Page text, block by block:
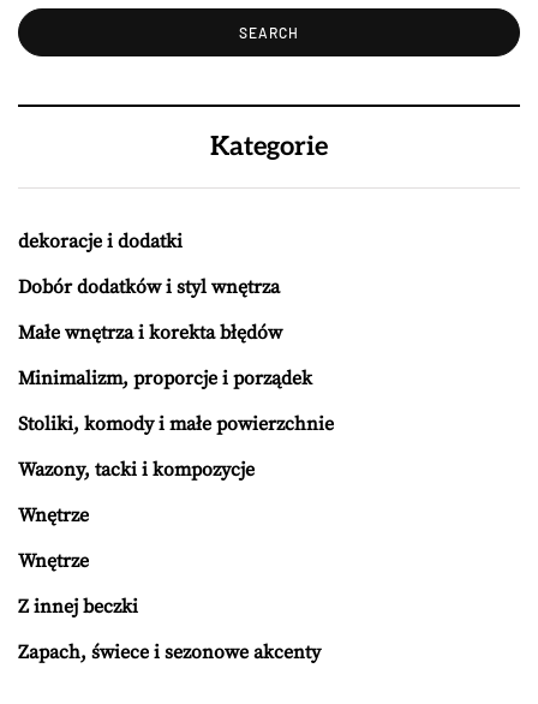
Kategorie
dekoracje i dodatki
Dobór dodatków i styl wnętrza
Małe wnętrza i korekta błędów
Minimalizm, proporcje i porządek
Stoliki, komody i małe powierzchnie
Wazony, tacki i kompozycje
Wnętrze
Wnętrze
Z innej beczki
Zapach, świece i sezonowe akcenty